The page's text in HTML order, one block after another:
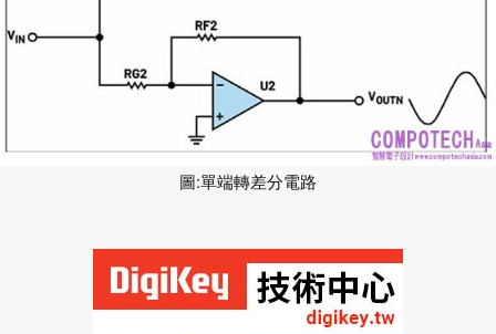
圖:單端轉差分電路